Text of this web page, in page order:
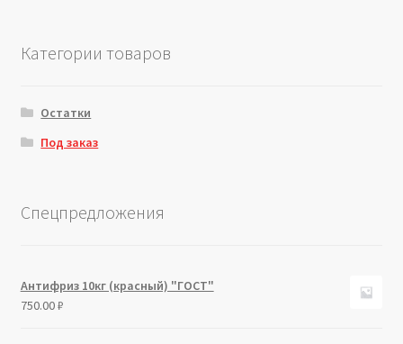
Категории товаров
Остатки
Под заказ
Спецпредложения
Антифриз 10кг (красный) "ГОСТ"
750.00₽